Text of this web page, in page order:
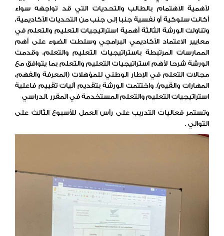
لأهمية الاهتمام بالطالب والتحديات التي قد تواجهه سواء
أكانت سلوكية أو نفسية جنبا إلى جنب من التحديات الأكاديمية،
وتناولت الورشة الثالثة أهمية استراتيجيات التعليم والتعلم في
معايير الاعتماد الأكاديمي البرامجي وسلطت الضوء على أهم
الممارسات المرتبطة باستراتيجيات التعليم والتعلم، وقدمت
الورشة شرحا لأهم استراتيجيات التعليم والتعلم بما يتوافق مع
مجالات التعلم في الإطار الوطني للمؤهلات (المعرفة والفهم،
المهارات والقيم). واختتمت الورشة بتقديم آليات تقييم فاعلية
استراتيجيات التعليم والتعلم المستخدمة في المقرر .الدراسي
وتستمر فعاليات التدريب على رأس العمل للأسبوع الثالث على
التوالي .